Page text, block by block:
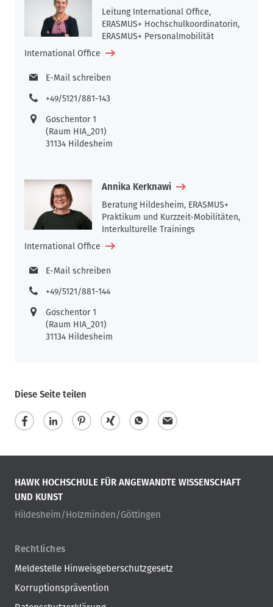
Leitung International Office,
ERASMUS+ Hochschulkoordinatorin,
ERASMUS+ Personalmobilität
International Office
E-Mail schreiben
+49/5121/881-143
Goschentor 1
(Raum HIA_201)
31134 Hildesheim
Annika Kerknawi
Beratung Hildesheim, ERASMUS+
Praktikum und Kurzzeit-Mobilitäten,
Interkulturelle Trainings
International Office
E-Mail schreiben
+49/5121/881-144
Goschentor 1
(Raum HIA_201)
31134 Hildesheim
Diese Seite teilen
HAWK HOCHSCHULE FÜR ANGEWANDTE WISSENSCHAFT
UND KUNST
Hildesheim/Holzminden/Göttingen
Rechtliches
Meldestelle Hinweisgeberschutzgesetz
Korruptionsprävention